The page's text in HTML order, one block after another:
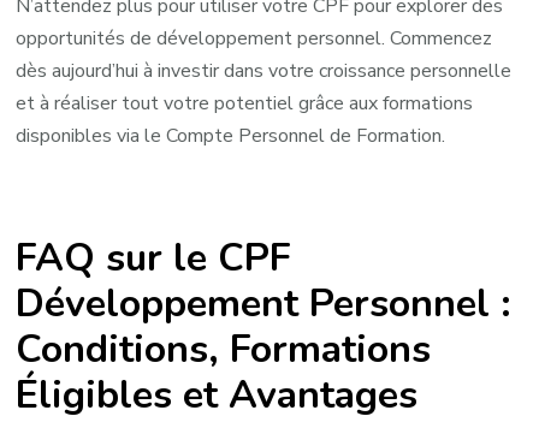
N’attendez plus pour utiliser votre CPF pour explorer des
opportunités de développement personnel. Commencez
dès aujourd’hui à investir dans votre croissance personnelle
et à réaliser tout votre potentiel grâce aux formations
disponibles via le Compte Personnel de Formation.
FAQ sur le CPF
Développement Personnel :
Conditions, Formations
Éligibles et Avantages